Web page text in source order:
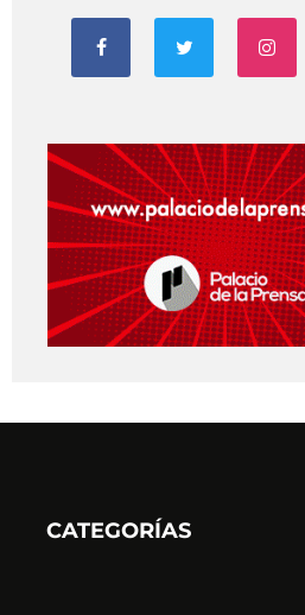
CATEGORÍAS